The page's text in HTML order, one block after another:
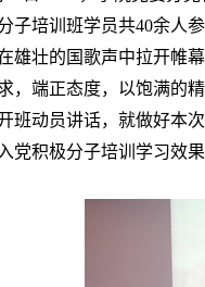
子培训班学员共40余人
雄壮的国歌声中拉开帷
，端正态度，以饱满的
班动员讲话，就做好本
党积极分子培训学习效